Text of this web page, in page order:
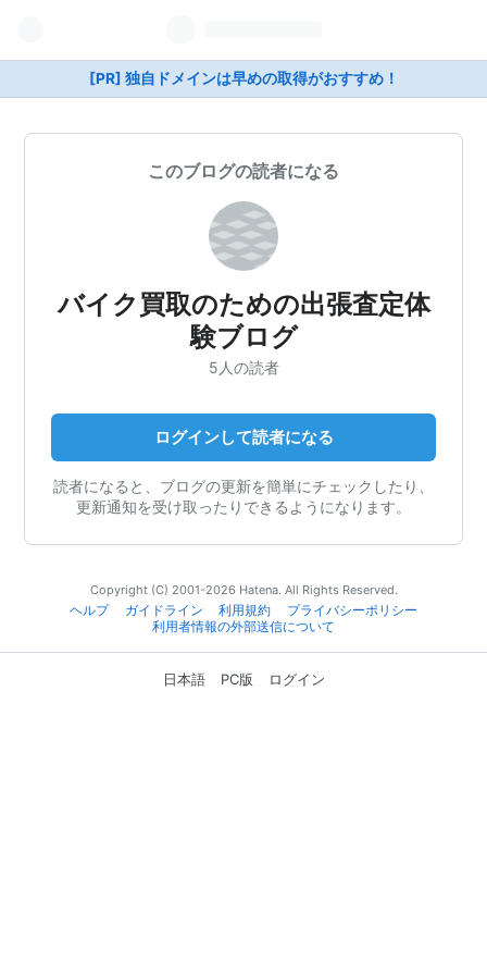
[PR] 独自ドメインは早めの取得がおすすめ！
このブログの読者になる
バイク買取のための出張査定体
験ブログ
5人の読者
ログインして読者になる
読者になると、ブログの更新を簡単にチェックしたり、
更新通知を受け取ったりできるようになります。
Copyright (C) 2001-2026 Hatena. All Rights Reserved.
ヘルプ
ガイドライン 利用規約
プライバシーポリシー
利用者情報の外部送信について
日本語 PC版 ログイン